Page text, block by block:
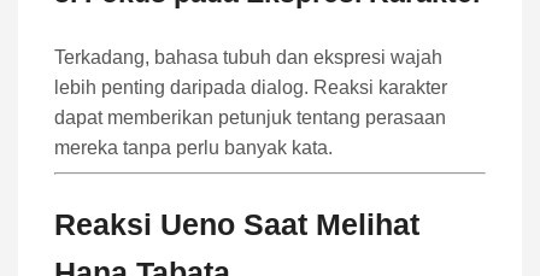
Terkadang, bahasa tubuh dan ekspresi wajah
lebih penting daripada dialog. Reaksi karakter
dapat memberikan petunjuk tentang perasaan
mereka tanpa perlu banyak kata.
Reaksi Ueno Saat Melihat